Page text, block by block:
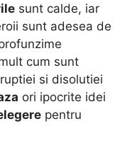
sunt calde, iar
sunt adesea de
cum sunt
si disolutiei
ori ipocrite idei
pentru